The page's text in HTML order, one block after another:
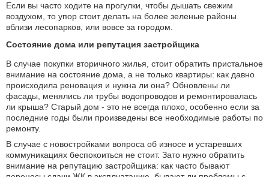
Если вы часто ходите на прогулки, чтобы дышать свежим
воздухом, то упор стоит делать на более зеленые районы
вблизи лесопарков, или вовсе за городом.
Состояние дома или репутация застройщика
В случае покупки вторичного жилья, стоит обратить пристальное
внимание на состояние дома, а не только квартиры: как давно
происходила реновация и нужна ли она? Обновлены ли
фасады, менялись ли трубы водопроводов и ремонтировалась
ли крыша? Старый дом - это не всегда плохо, особенно если за
последние годы были произведены все необходимые работы по
ремонту.
В случае с новостройками вопроса об износе и устаревших
коммуникациях беспокоиться не стоит. Зато нужно обратить
внимание на репутацию застройщика: как часто бывают